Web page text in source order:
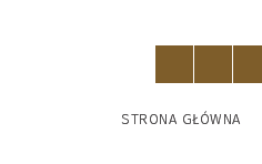
STRONA GŁÓWNA